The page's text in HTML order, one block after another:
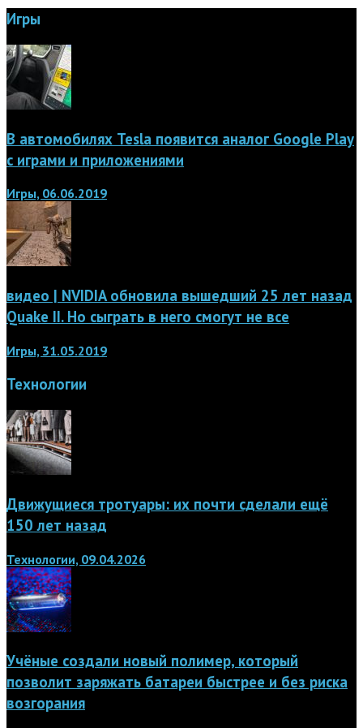
Игры
В автомобилях Tesla появится аналог Google Play
с играми и приложениями
Игры, 06.06.2019
видео | NVIDIA обновила вышедший 25 лет назад
Quake II. Но сыграть в него смогут не все
Игры, 31.05.2019
Технологии
Движущиеся тротуары: их почти сделали ещё
150 лет назад
Технологии, 09.04.2026
Учёные создали новый полимер, который
позволит заряжать батареи быстрее и без риска
возгорания